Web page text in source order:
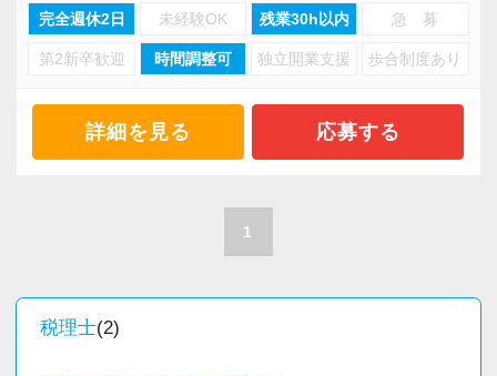
先輩が担当しているお客様の月次試算表を作成
しながら少しずつレベルアップしていきましょ
う。実際の数字に触れながら業務に取り組んで
頂くことで、より理解と知識が深まります！
そろそろ入力業務に慣れてきますので、本人の
希望に応じて決算業務、年末調整業務、確定申
ッフがサポートしますので、安心して税務・会
計の業務を一通り覚えられます！
ます。ご紹介案件が7割を超えているのも、そう
いった私たちの姿勢がお客様から評価されてい
るからだと自負しています。
今後もお客様に満足していただけるようにスキ
を獲得していきます。
お客様から信頼され、心の通ったサービスを提
の道を私たちと一緒に歩んでみませんか？
■ クラウド／ITにも強く、業界最先端の業務知
見が身につく ■
業務では最新のクラウドサービスやITツールを
使っています。またグループ内にAIツールの開
進める計画なので、先進的な業務スタイルの知
■ どこまでも一貫してクライアントに伴走でき
る ■
当事務所は、創業期や成長期の企業を中心に支
現代では電子化が進んでいることから人も会社
も生産性が求められており、当事務所でもDXを
職員一人ひとりの力がそのまま事業運営に直結
するところで、個人事務所ならではの面白さと
新しいチャレンジが沢山ありますので、飽きる
完全週休2日 未経験OK 残業30h以内 急 募
第2新卒歓迎 時間調整可 独立開業支援 歩合制度あり
詳細を見る 応募する
1
税理士(2)